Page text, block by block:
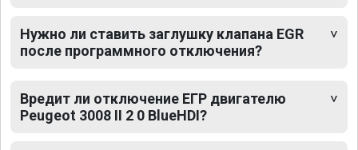
Нужно ли ставить заглушку клапана EGR
после программного отключения?
Вредит ли отключение ЕГР двигателю
Peugeot 3008 II 2 0 BlueHDI?